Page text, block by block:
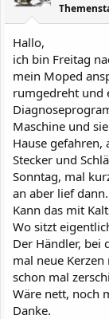
Hallo,
ich bin Freitag
mein Moped
rumgedreht und
Maschine und
Hause gefahren,
Stecker und
Sonntag, mal
an aber lief
Kann das mit
Wo sitzt
Der Händler, bei
mal neue
schon mal
Wäre nett, noch
Danke.